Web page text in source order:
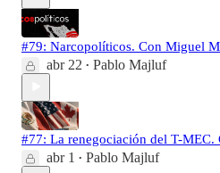
#79: Narcopolíticos. Con Miguel
abr 22 • Pablo Majluf
#77: La renegociación del T-
abr 1 • Pablo Majluf